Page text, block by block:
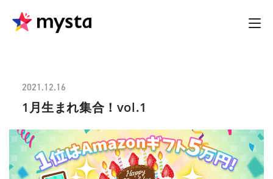
2021.12.16
1月生まれ集合！vol.1